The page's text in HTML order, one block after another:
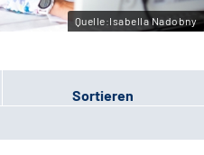
Quelle:Isabella Nadobny
Sortieren